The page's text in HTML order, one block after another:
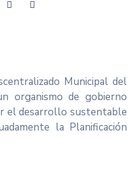
Municipal del
organismo de gobierno
el desarrollo sustentable
la Planificación